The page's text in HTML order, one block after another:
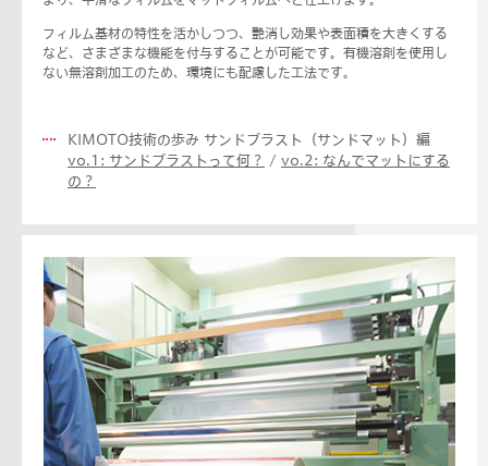
フィルム基材の特性を活かしつつ、艶消し効果や表面積を大きくする
など、さまざまな機能を付与することが可能です。有機溶剤を使用し
ない無溶剤加工のため、環境にも配慮した工法です。
KIMOTO技術の歩み サンドブラスト（サンドマット）編
vo.1: サンドブラストって何？ / vo.2: なんでマットにする
の？